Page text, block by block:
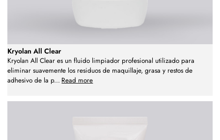
Kryolan All Clear
Kryolan All Clear es un fluido limpiador profesional utilizado para
eliminar suavemente los residuos de maquillaje, grasa y restos de
adhesivo de la p... Read more